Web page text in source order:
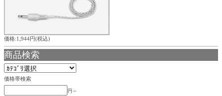
価格:1,944円(税込)
商品検索
価格帯検索
円～